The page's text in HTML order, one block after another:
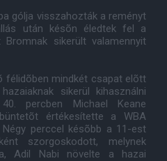
gólja visszahozták a reményt
után késõn éledtek fel a
sikerült valamennyit
félidõben mindkét csapat elõtt
sikerül kihasználni
percben Michael Keane
értékesítette a WBA
perccel késõbb a 11-est
szorgoskodott, melynek
Adil Nabi növelte a hazai